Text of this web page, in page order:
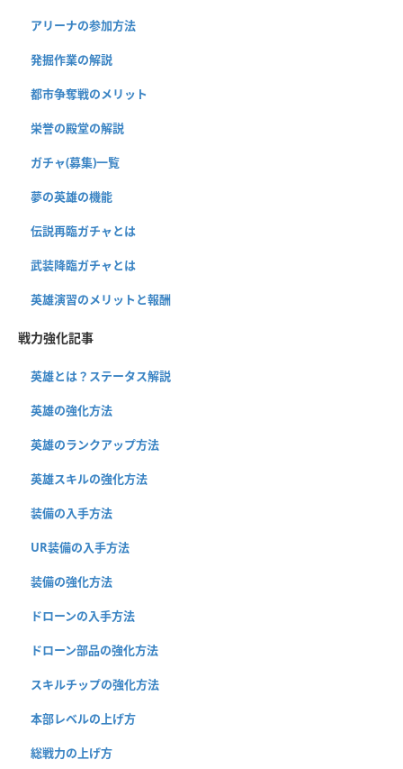
アリーナの参加方法
発掘作業の解説
都市争奪戦のメリット
栄誉の殿堂の解説
ガチャ(募集)一覧
夢の英雄の機能
伝説再臨ガチャとは
武装降臨ガチャとは
英雄演習のメリットと報酬
戦力強化記事
英雄とは？ステータス解説
英雄の強化方法
英雄のランクアップ方法
英雄スキルの強化方法
装備の入手方法
UR装備の入手方法
装備の強化方法
ドローンの入手方法
ドローン部品の強化方法
スキルチップの強化方法
本部レベルの上げ方
総戦力の上げ方